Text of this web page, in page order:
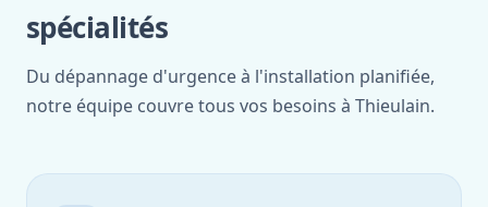
spécialités
Du dépannage d'urgence à l'installation planifiée,
notre équipe couvre tous vos besoins à Thieulain.